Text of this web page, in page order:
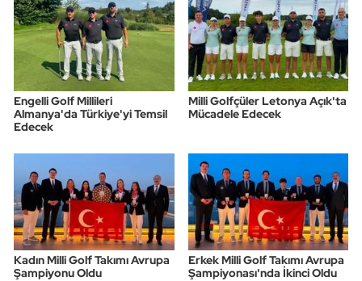
Engelli Golf Millileri
Almanya'da Türkiye'yi Temsil
Edecek
Milli Golfçüler Letonya Açık'ta
Mücadele Edecek
Kadın Milli Golf Takımı Avrupa
Şampiyonu Oldu
Erkek Milli Golf Takımı Avrupa
Şampiyonası'nda İkinci Oldu